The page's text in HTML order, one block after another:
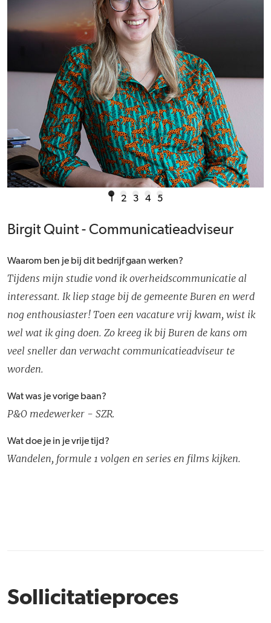
1 2 3 4 5
Birgit Quint - Communicatieadviseur
Waarom ben je bij dit bedrijf gaan werken?
Tijdens mijn studie vond ik overheidscommunicatie al
interessant. Ik liep stage bij de gemeente Buren en werd
nog enthousiaster! Toen een vacature vrij kwam, wist ik
wel wat ik ging doen. Zo kreeg ik bij Buren de kans om
veel sneller dan verwacht communicatieadviseur te
worden.
Wat was je vorige baan?
P&O medewerker - SZR.
Wat doe je in je vrije tijd?
Wandelen, formule 1 volgen en series en films kijken.
Sollicitatieproces